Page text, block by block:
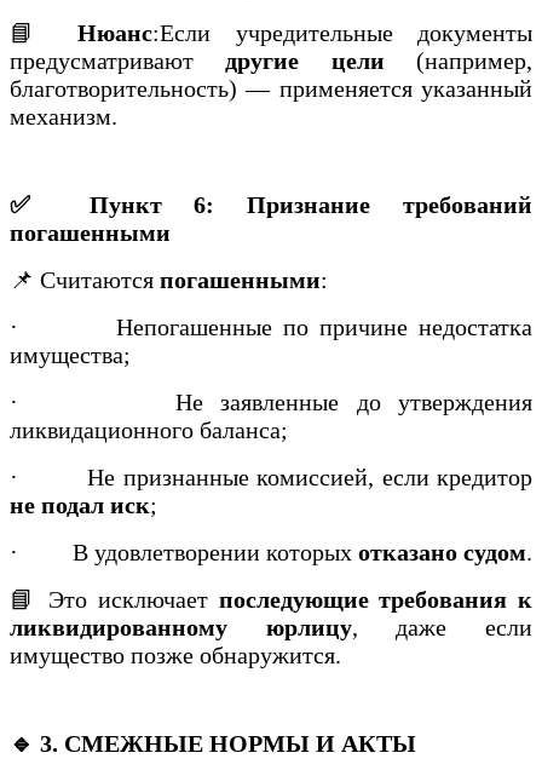
📘 Нюанс:Если учредительные документы
предусматривают другие цели (например,
благотворительность) — применяется указанный
механизм.
✅ Пункт 6: Признание требований
погашенными
📌 Считаются погашенными:
· Непогашенные по причине недостатка
имущества;
· Не заявленные до утверждения
ликвидационного баланса;
·Не признанные комиссией, если кредитор
не подал иск;
· В удовлетворении которых отказано судом.
📘 Это исключает последующие требования к
ликвидированному юрлицу, даже если
имущество позже обнаружится.
🔹 3. СМЕЖНЫЕ НОРМЫ И АКТЫ